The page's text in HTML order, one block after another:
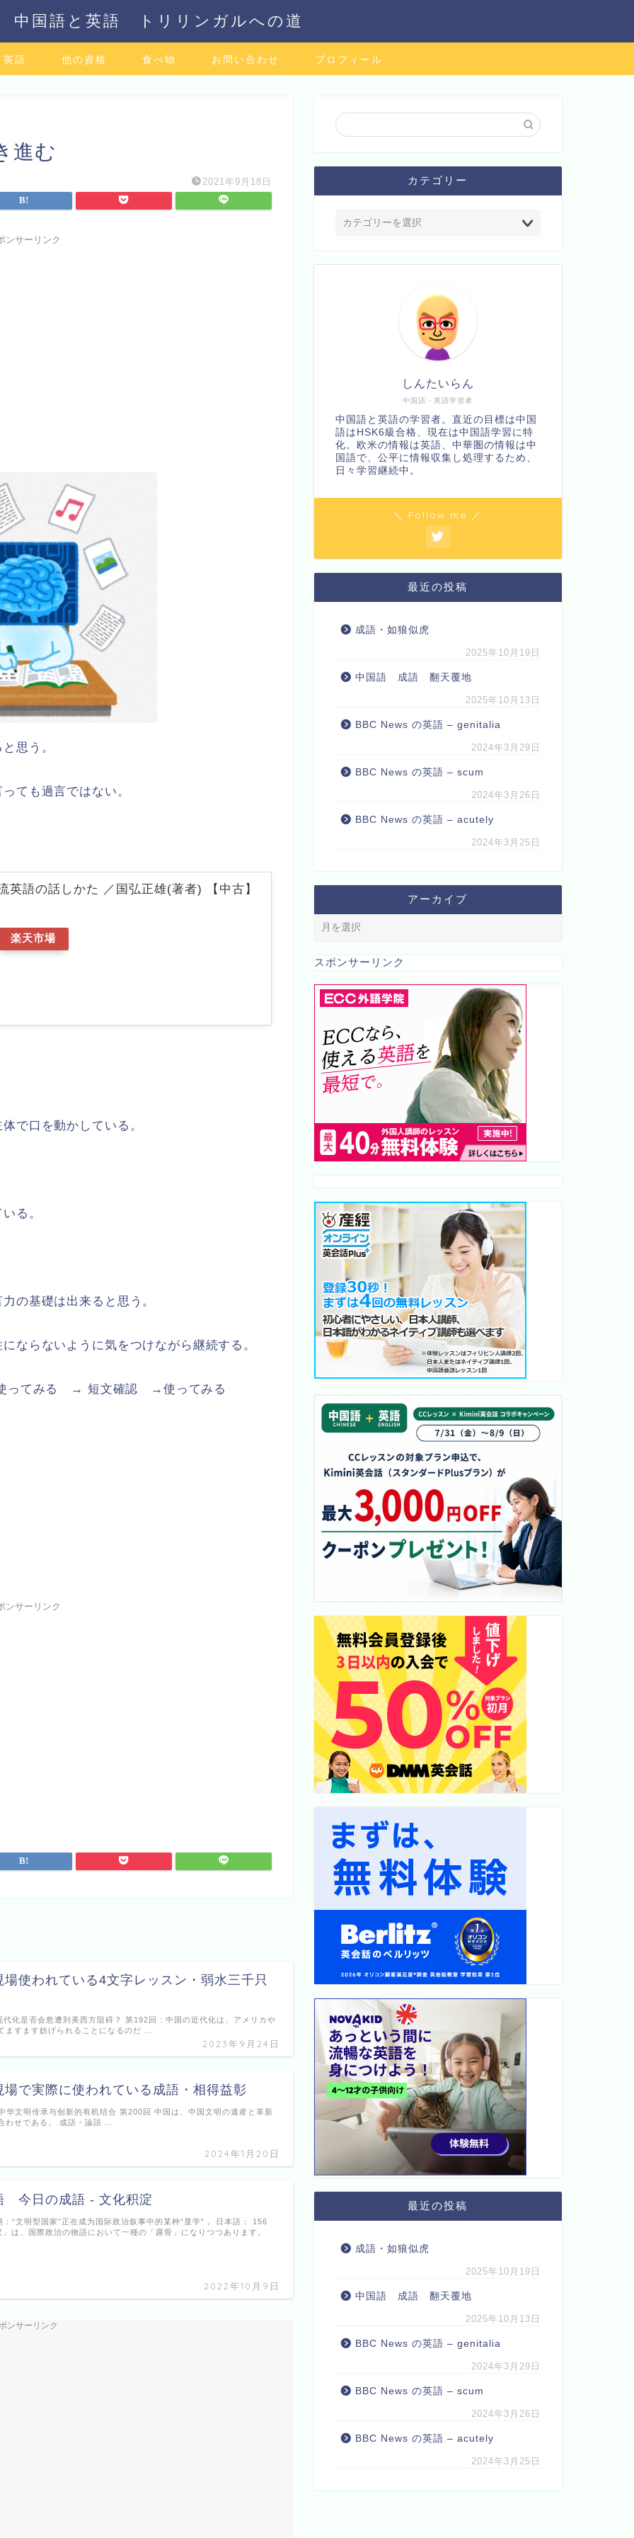
中国語と英語 トリリンガルへの道
英語 他の資格 食べ物 お問い合わせ プロフィール
進む
2021年9月18日
ンサーリンク
思う。
ても過言ではない。
英語の話しかた ／国弘正雄(著者) 【中古】
楽天市場
で口を動かしている。
る。
の基礎は出来ると思う。
ならないように気をつけながら継続する。
ってみる → 短文確認 →使ってみる
ンサーリンク
使われている4文字レッスン・弱水三千只
2023年9月24日
代化是否会愈遭到美西方阻碍？ 第192回 : 中国の近代化は、アメリカや
ますます妨げられることになるのだ …
で実際に使われている成語・相得益彰
2024年1月20日
华文明传承与创新的有机结合 第200回 中国は、中国文明の遺産と革新
わせである。 成語・論語 …
今日の成語 - 文化积淀
2022年10月9日
“文明型国家”正在成为国际政治叙事中的某种“显学”， 日本語： 156
は、国際政治の物語において一種の「露骨」になりつつあります。
ンサーリンク
カテゴリー
中国語・英語学習者
しんたいらん
中国語と英語の学習者。直近の目標は中国
語はHSK6級合格、現在は中国語学習に特
化。欧米の情報は英語、中華圏の情報は中
国語で、公平に情報収集し処理するため、
日々学習継続中。
＼ Follow me ／
最近の投稿
成語・如狼似虎
2025年10月19日
中国語 成語 翻天覆地
2025年10月13日
BBC News の英語 – genitalia
2024年3月29日
BBC News の英語 – scum
2024年3月26日
BBC News の英語 – acutely
2024年3月25日
アーカイブ
スポンサーリンク
最近の投稿
成語・如狼似虎
2025年10月19日
中国語 成語 翻天覆地
2025年10月13日
BBC News の英語 – genitalia
2024年3月29日
BBC News の英語 – scum
2024年3月26日
BBC News の英語 – acutely
2024年3月25日